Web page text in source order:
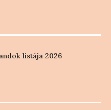
listája 2026